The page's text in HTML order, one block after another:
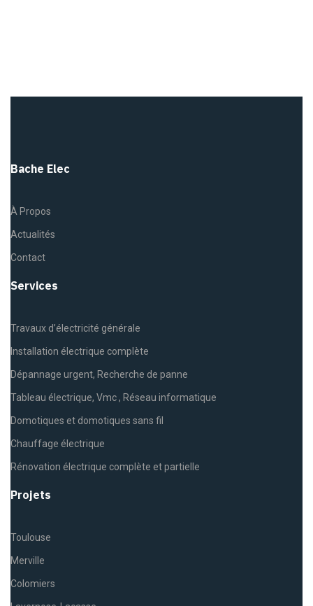
Bache Elec
À Propos
Actualités
Contact
Services
Travaux d’électricité générale
Installation électrique complète
Dépannage urgent, Recherche de panne
Tableau électrique, Vmc , Réseau informatique
Domotiques et domotiques sans fil
Chauffage électrique
Rénovation électrique complète et partielle
Projets
Toulouse
Merville
Colomiers